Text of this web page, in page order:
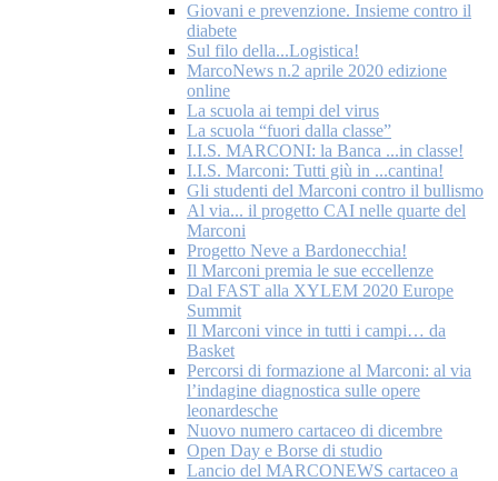
Giovani e prevenzione. Insieme contro il
diabete
Sul filo della...Logistica!
MarcoNews n.2 aprile 2020 edizione
online
La scuola ai tempi del virus
La scuola “fuori dalla classe”
I.I.S. MARCONI: la Banca ...in classe!
I.I.S. Marconi: Tutti giù in ...cantina!
Gli studenti del Marconi contro il bullismo
Al via... il progetto CAI nelle quarte del
Marconi
Progetto Neve a Bardonecchia!
Il Marconi premia le sue eccellenze
Dal FAST alla XYLEM 2020 Europe
Summit
Il Marconi vince in tutti i campi… da
Basket
Percorsi di formazione al Marconi: al via
l’indagine diagnostica sulle opere
leonardesche
Nuovo numero cartaceo di dicembre
Open Day e Borse di studio
Lancio del MARCONEWS cartaceo a